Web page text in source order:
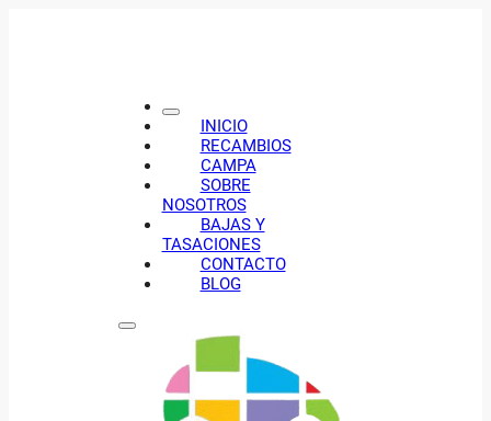
INICIO
RECAMBIOS
CAMPA
SOBRE
NOSOTROS
BAJAS Y
TASACIONES
CONTACTO
BLOG